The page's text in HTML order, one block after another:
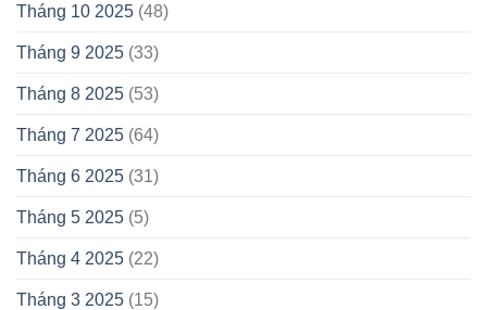
Tháng 10 2025 (48)
Tháng 9 2025 (33)
Tháng 8 2025 (53)
Tháng 7 2025 (64)
Tháng 6 2025 (31)
Tháng 5 2025 (5)
Tháng 4 2025 (22)
Tháng 3 2025 (15)